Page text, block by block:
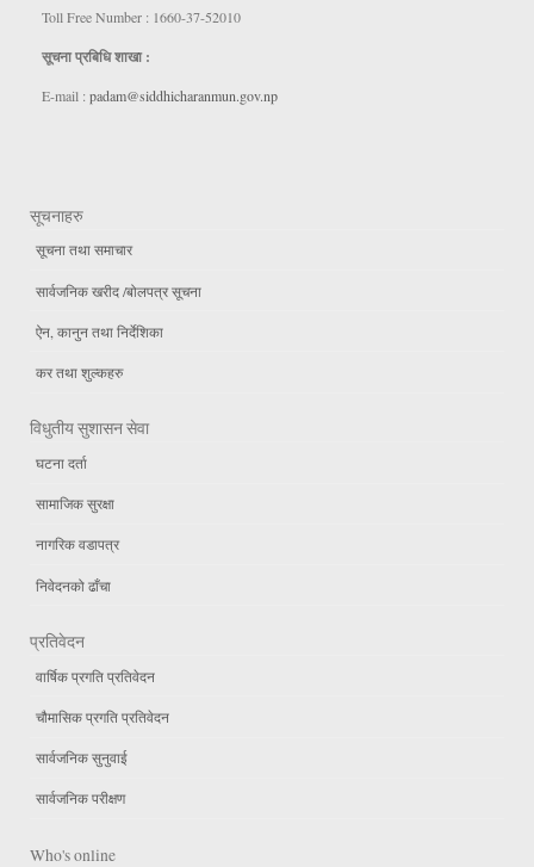
Toll Free Number : 1660-37-52010
सूचना प्रबिधि शाखा :
E-mail : padam@siddhicharanmun.gov.np
सूचनाहरु
सूचना तथा समाचार
सार्वजनिक खरीद /बोलपत्र सूचना
ऐन, कानुन तथा निर्देशिका
कर तथा शुल्कहरु
विधुतीय सुशासन सेवा
घटना दर्ता
सामाजिक सुरक्षा
नागरिक वडापत्र
निवेदनको ढाँचा
प्रतिवेदन
वार्षिक प्रगति प्रतिवेदन
चौमासिक प्रगति प्रतिवेदन
सार्वजनिक सुनुवाई
सार्वजनिक परीक्षण
Who's online